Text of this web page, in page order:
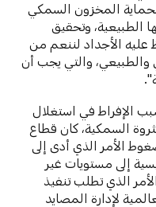
المخزون السمكي
الطبيعية، وتحقيق
الأجداد لننعم من
والطبيعي، والتي يجب أن
الإفراط في استغلال
السمكية، كان قطاع
الأمر الذي أدى إلى
إلى مستويات غير
الذي تطلب تنفيذ
لإدارة المصايد